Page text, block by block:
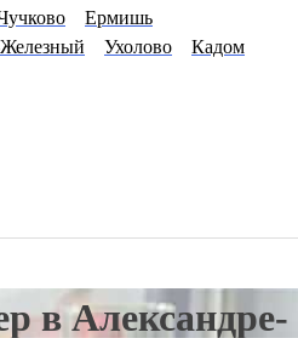
Ермишь
Ухолово Кадом
в Александре-